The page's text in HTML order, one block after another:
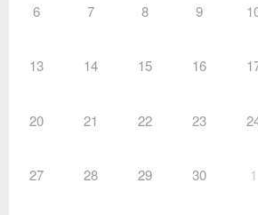
6 7 8 9
13 14 15 16
20 21 22 23
27 28 29 30 1